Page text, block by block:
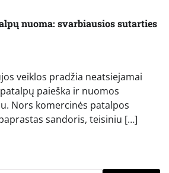
nuoma: svarbiausios sutarties
veiklos pradžia neatsiejamai
paieška ir nuomos
Nors komercinės patalpos
sandoris, teisiniu […]